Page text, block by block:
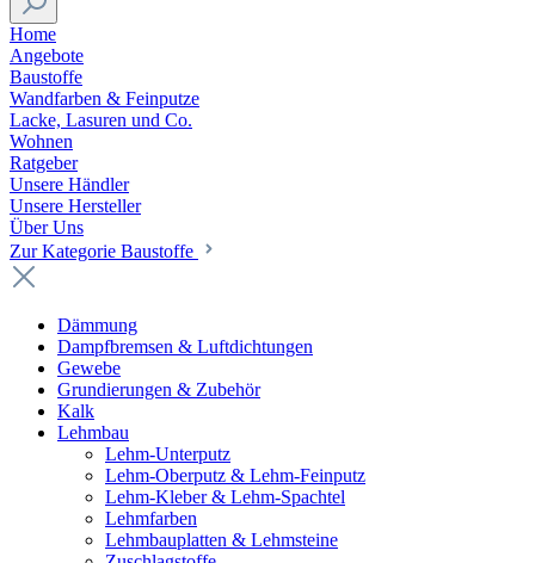
Home
Angebote
Baustoffe
Wandfarben & Feinputze
Lacke, Lasuren und Co.
Wohnen
Ratgeber
Unsere Händler
Unsere Hersteller
Über Uns
Zur Kategorie Baustoffe
Dämmung
Dampfbremsen & Luftdichtungen
Gewebe
Grundierungen & Zubehör
Kalk
Lehmbau
Lehm-Unterputz
Lehm-Oberputz & Lehm-Feinputz
Lehm-Kleber & Lehm-Spachtel
Lehmfarben
Lehmbauplatten & Lehmsteine